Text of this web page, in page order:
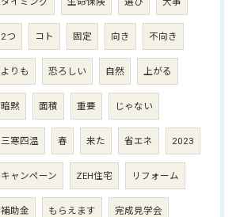
2つ コト 固定 向き 不向き
よりも 恐ろしい 自然 上がる
暗黙 面積 重要 じゃない
三寒四温 春 来た 省エネ 2023
キャンペーン ZEH住宅 リフォーム
補助金 もらえます 完成見学会